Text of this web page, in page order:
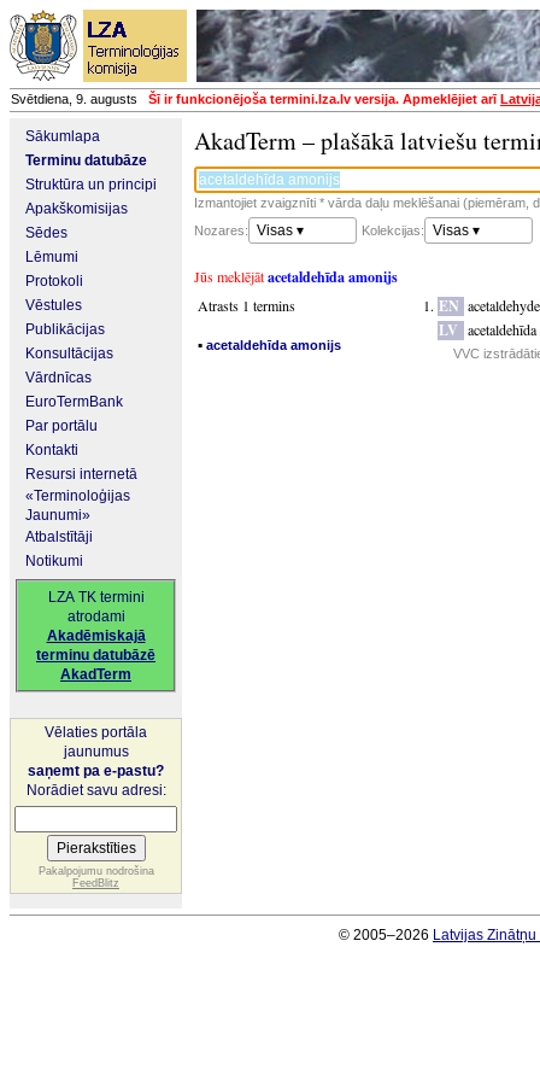
Svētdiena, 9. augusts Šī ir funkcionējoša termini.lza.lv versija. Apmeklējiet arī
Sākumlapa
Terminu datubāze
Struktūra un principi
Apakškomisijas
Sēdes
Lēmumi
Protokoli
Vēstules
Publikācijas
Konsultācijas
Vārdnīcas
EuroTermBank
Par portālu
Kontakti
Resursi internetā
«Terminoloģijas
Jaunumi»
Atbalstītāji
Notikumi
LZA TK termini
atrodami
Akadēmiskajā
terminu datubāzē
AkadTerm
Vēlaties portāla
jaunumus
saņemt pa e-pastu?
Norādiet savu adresi:
Pakalpojumu nodrošina
FeedBlitz
AkadTerm – plašākā latviešu
Izmantojiet zvaigznīti * vārda daļu meklēšanai (piemēram,
Nozares:
Visas ▾ Kolekcijas: Visas ▾
Jūs meklējātacetaldehīda amonijs
Atrasts 1 termins
▪ acetaldehīda amonijs
EN
LV
VVC
© 2005–2026 Latvijas